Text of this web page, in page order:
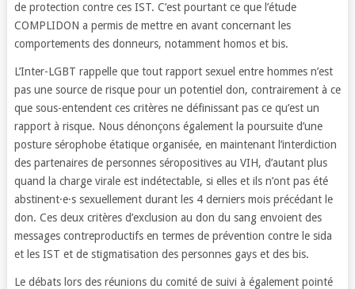
de protection contre ces IST. C’est pourtant ce que l’étude
COMPLIDON a permis de mettre en avant concernant les
comportements des donneurs, notamment homos et bis.
L’Inter-LGBT rappelle que tout rapport sexuel entre hommes n’est
pas une source de risque pour un potentiel don, contrairement à ce
que sous-entendent ces critères ne définissant pas ce qu’est un
rapport à risque. Nous dénonçons également la poursuite d’une
posture sérophobe étatique organisée, en maintenant l’interdiction
des partenaires de personnes séropositives au VIH, d’autant plus
quand la charge virale est indétectable, si elles et ils n’ont pas été
abstinent·e·s sexuellement durant les 4 derniers mois précédant le
don. Ces deux critères d’exclusion au don du sang envoient des
messages contreproductifs en termes de prévention contre le sida
et les IST et de stigmatisation des personnes gays et des bis.
Le débats lors des réunions du comité de suivi à également pointé